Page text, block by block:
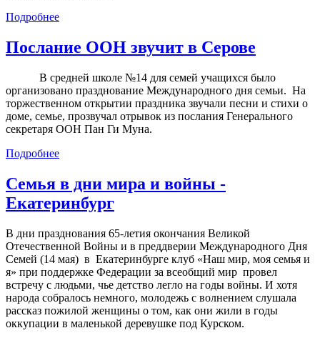
Подробнее
Послание ООН звучит в Серове
В средней школе №14 для семей учащихся было
организовано празднование Международного дня семьи. На
торжественном открытии праздника звучали песни и стихи о
доме, семье, прозвучал отрывок из послания Генерального
секретаря ООН Пан Ги Муна.
Подробнее
Семья в дни мира и войны -
Екатеринбург
В дни празднования 65-летия окончания Великой
Отечественной Войны и в преддверии Международного Дня
Семей (14 мая) в Екатеринбурге клуб «Наш мир, моя семья и
я» при поддержке Федерации за всеобщий мир провел
встречу с людьми, чье детство легло на годы войны. И хотя
народа собралось немного, молодежь с волнением слушала
рассказ пожилой женщины о том, как они жили в годы
оккупации в маленькой деревушке под Курском.